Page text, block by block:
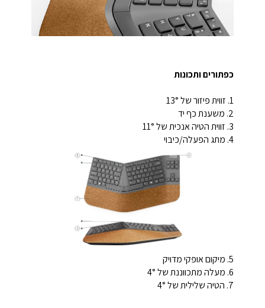
כפתורים ותכונות
1. זווית פיזור של 13°
2. משענת כף יד
3. זווית הטיה אנכית של 11°
4. מתג הפעלה/כיבוי
5. מיקום אופקי מדויק
6. מעלה מתכווננת של 4°
7. הטיה שלילית של 4°